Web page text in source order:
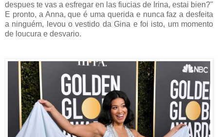
despues te vas a esfregar en las fiucias de Irina, estai bien?"
E pronto, a Anna, que é uma querida e nunca faz a desfeita
a ninguém, levou o vestido da Gina e foi isto, um momento
de loucura e desvario.